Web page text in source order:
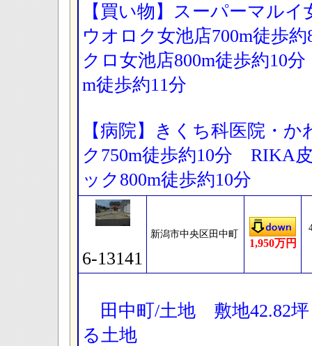
【買い物】スーパーマル
ウオロク女池店700m徒歩
クロ女池店800m徒歩約10
m徒歩約11分
【病院】きくち科医院・
ク750m徒歩約10分 RIKA
ック800m徒歩約10分
6-13141
新潟市中央区田中町
1,950万円
田中町/土地 敷地42.82
る土地